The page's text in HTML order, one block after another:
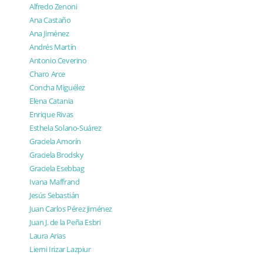
Alfredo Zenoni
Ana Castaño
Ana Jiménez
Andrés Martín
Antonio Ceverino
Charo Arce
Concha Miguélez
Elena Catania
Enrique Rivas
Esthela Solano-Suárez
Graciela Amorín
Graciela Brodsky
Graciela Esebbag
Ivana Maffrand
Jesús Sebastián
Juan Carlos Pérez Jiménez
Juan J. de la Peña Esbri
Laura Arias
Lierni Irizar Lazpiur